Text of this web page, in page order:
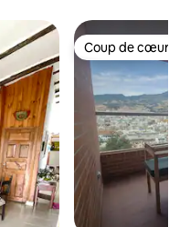
Coup de cœur
Coup de cœur